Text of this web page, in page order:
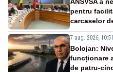
pentru
carcaselor
7 aug. 2026, 10:51
Bolojan:
funcționare
de patru-